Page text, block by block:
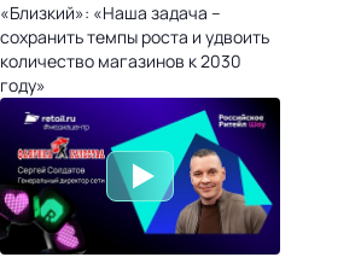
«Близкий»: «Наша задача –
сохранить темпы роста и удвоить
количество магазинов к 2030
году»